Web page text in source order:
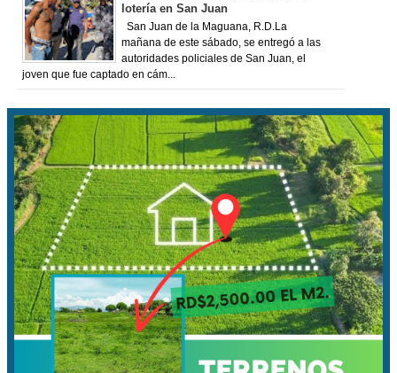
lotería en San Juan
San Juan de la Maguana, R.D.La
mañana de este sábado, se entregó a las
autoridades policiales de San Juan, el
joven que fue captado en cám...